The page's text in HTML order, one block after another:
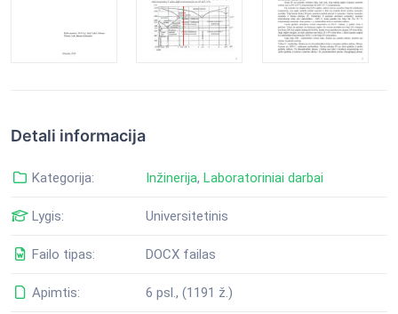
Detali informacija
Kategorija: Inžinerija, Laboratoriniai darbai
Lygis: Universitetinis
Failo tipas: DOCX failas
Apimtis: 6 psl., (1191 ž.)